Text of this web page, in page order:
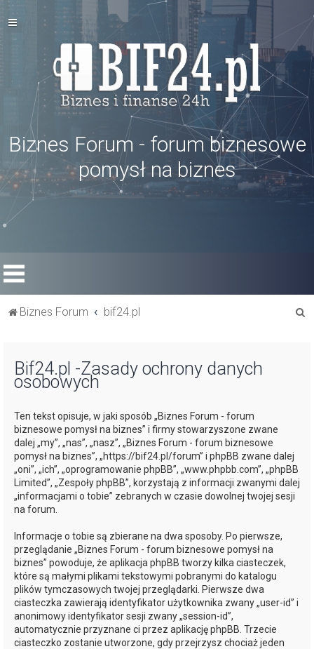
Biznes Forum - forum biznesowe
pomysł na biznes
Biznes Forum bif24.pl
Bif24.pl -Zasady ochrony danych
osobowych
Ten tekst opisuje, w jaki sposób „Biznes Forum - forum
biznesowe pomysł na biznes” i firmy stowarzyszone zwane
dalej „my”, „nas”, „nasz”, „Biznes Forum - forum biznesowe
pomysł na biznes”, „https://bif24.pl/forum” i phpBB zwane dalej
„oni”, „ich”, „oprogramowanie phpBB”, „www.phpbb.com”, „phpBB
Limited”, „Zespoły phpBB”, korzystają z informacji zwanymi dalej
„informacjami o tobie” zebranych w czasie dowolnej twojej sesji
na forum.
Informacje o tobie są zbierane na dwa sposoby. Po pierwsze,
przeglądanie „Biznes Forum - forum biznesowe pomysł na
biznes” powoduje, że aplikacja phpBB tworzy kilka ciasteczek,
które są małymi plikami tekstowymi pobranymi do katalogu
plików tymczasowych twojej przeglądarki. Pierwsze dwa
ciasteczka zawierają identyfikator użytkownika zwany „user-id” i
anonimowy identyfikator sesji zwany „session-id”,
automatycznie przyznane ci przez aplikację phpBB. Trzecie
ciasteczko zostanie utworzone, gdy przejrzysz chociaż jeden